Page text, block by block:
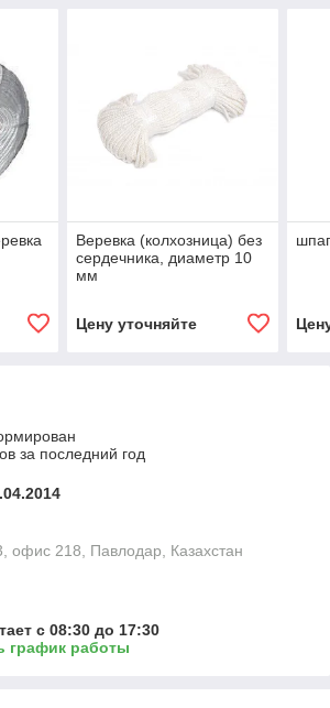
Веревка (колхозница) без
сердечника, диаметр 10
мм
Цену уточняйте
за последний год
офис 218, Павлодар, Казахстан
с 08:30 до 17:30
график работы